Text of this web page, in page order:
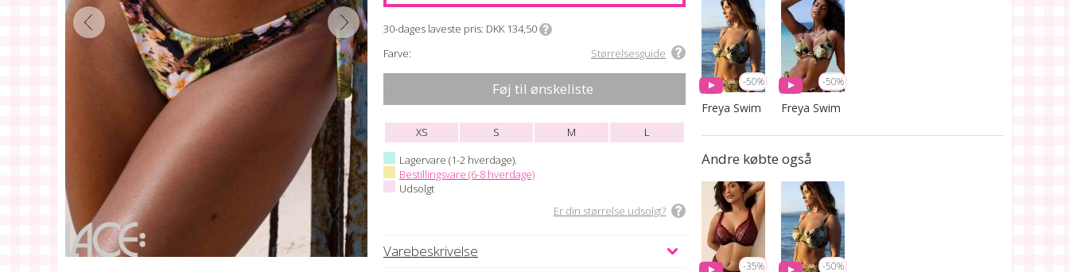
30-dages laveste pris DKK 134,50
Farve:
Størrelsesguide
Føj til ønskeliste
XS S M
L
Lagervare (1-2 hverdage).
Bestillingsvare (6-8 hverdage)
Udsolgt
Er din størrelse udsolgt?
Varebeskrivelse
-50%
Freya Swim
-50%
Freya Swim
Andre købte også
-35% -50%